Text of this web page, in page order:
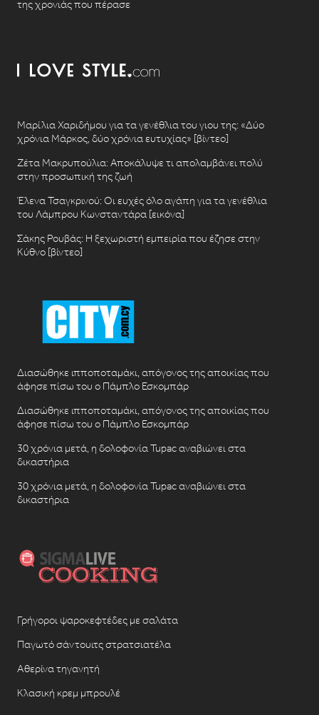
της χρονιάς που πέρασε
Μαρίλια Χαριδήμου για τα γενέθλια του γιου της: «Δύο
χρόνια Μάρκος, δύο χρόνια ευτυχίας» [βίντεο]
Ζέτα Μακρυπούλια: Αποκάλυψε τι απολαμβάνει πολύ
στην προσωπική της ζωή
Έλενα Τσαγκρινού: Οι ευχές όλο αγάπη για τα γενέθλια
του Λάμπρου Κωνσταντάρα [εικόνα]
Σάκης Ρουβάς: Η ξεχωριστή εμπειρία που έζησε στην
Κύθνο [βίντεο]
Διασώθηκε ιπποποταμάκι, απόγονος της αποικίας που
άφησε πίσω του ο Πάμπλο Εσκομπάρ
Διασώθηκε ιπποποταμάκι, απόγονος της αποικίας που
άφησε πίσω του ο Πάμπλο Εσκομπάρ
30 χρόνια μετά, η δολοφονία Tupac αναβιώνει στα
δικαστήρια
30 χρόνια μετά, η δολοφονία Tupac αναβιώνει στα
δικαστήρια
Γρήγοροι ψαροκεφτέδες με σαλάτα
Παγωτό σάντουιτς στρατσιατέλα
Αθερίνα τηγανητή
Κλασική κρεμ μπρουλέ